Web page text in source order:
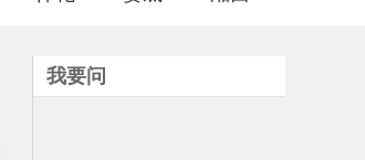
我要问